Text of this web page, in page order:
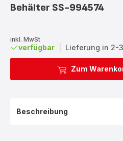
Behälter SS-994574
inkl. MwSt
verfügbar Lieferung in 2-
Zum
Beschreibung